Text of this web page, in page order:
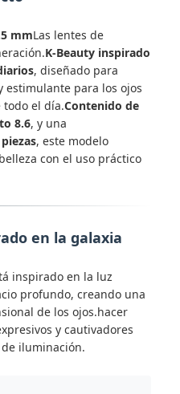
mmLas lentes de
K-Beauty inspirado
, diseñado para
estimulante para los ojos
el día.Contenido de
8.6, y una
, este modelo
con el uso práctico
en la galaxia
inspirado en la luz
profundo, creando una
de los ojos.hacer
y cautivadores
iluminación.